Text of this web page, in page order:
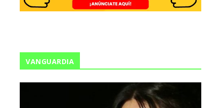
VANGUARDIA